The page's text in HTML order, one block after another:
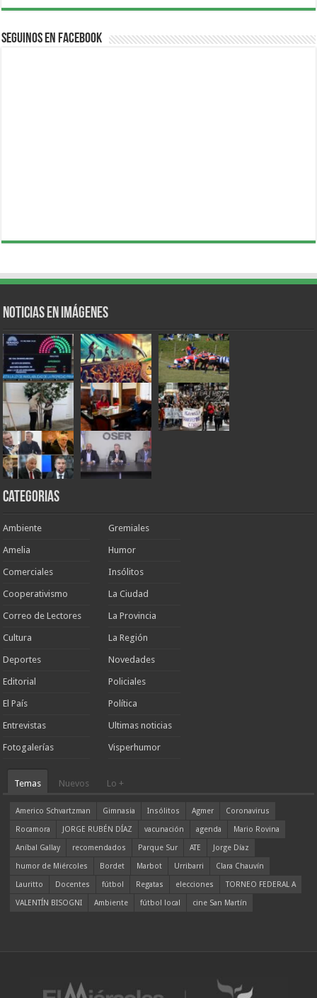
Seguinos en Facebook
Noticias en Imágenes
Categorias
Ambiente
Amelia
Comerciales
Cooperativismo
Correo de Lectores
Cultura
Deportes
Editorial
El País
Entrevistas
Fotogalerías
Gremiales
Humor
Insólitos
La Ciudad
La Provincia
La Región
Novedades
Policiales
Política
Ultimas noticias
Visperhumor
Temas Nuevos Lo +
Americo Schvartzman Gimnasia Insólitos Agmer
Coronavirus
Rocamora
JORGE RUBÉN DÍAZ vacunación agenda
Mario Rovina
Aníbal Gallay
recomendados Parque Sur ATE
Jorge Díaz
humor de Miércoles
Bordet Marbot Urribarri
Clara Chauvín
Lauritto
Docentes fútbol Regatas elecciones
TORNEO FEDERAL A
VALENTÍN BISOGNI
Ambiente fútbol local cine San Martín